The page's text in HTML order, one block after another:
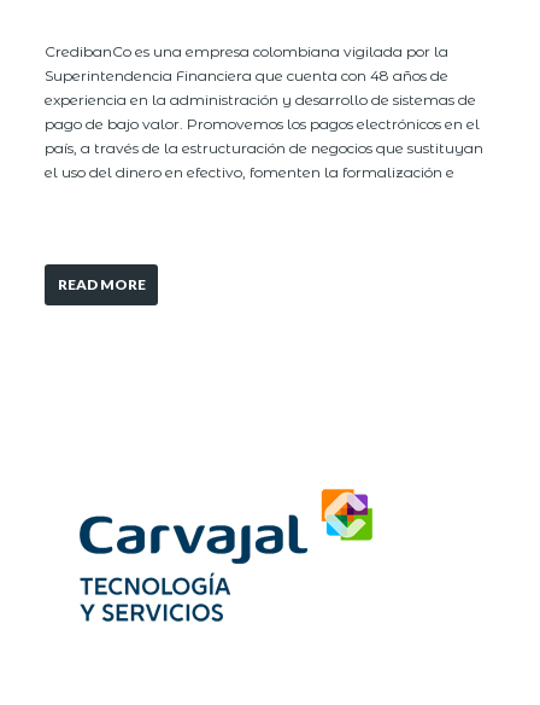
CredibanCo es una empresa colombiana vigilada por la
Superintendencia Financiera que cuenta con 48 años de
experiencia en la administración y desarrollo de sistemas de
pago de bajo valor. Promovemos los pagos electrónicos en el
país, a través de la estructuración de negocios que sustituyan
el uso del dinero en efectivo, fomenten la formalización e
READ MORE